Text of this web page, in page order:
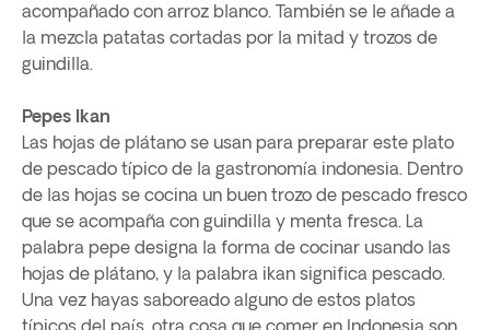
acompañado con arroz blanco. También se le añade a
la mezcla patatas cortadas por la mitad y trozos de
guindilla.
Pepes Ikan
Las hojas de plátano se usan para preparar este plato
de pescado típico de la gastronomía indonesia. Dentro
de las hojas se cocina un buen trozo de pescado fresco
que se acompaña con guindilla y menta fresca. La
palabra pepe designa la forma de cocinar usando las
hojas de plátano, y la palabra ikan significa pescado.
Una vez hayas saboreado alguno de estos platos
típicos del país, otra cosa que comer en Indonesia son